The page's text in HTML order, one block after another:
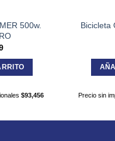
500w.
$93,456
Bicicleta
Precio sin